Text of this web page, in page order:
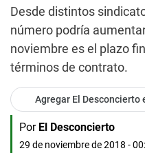
Desde distintos
número podría
noviembre es el plazo
términos de contrato.
Agregar El Desconcierto
Por El Desconcierto
29 de noviembre de 2018 -